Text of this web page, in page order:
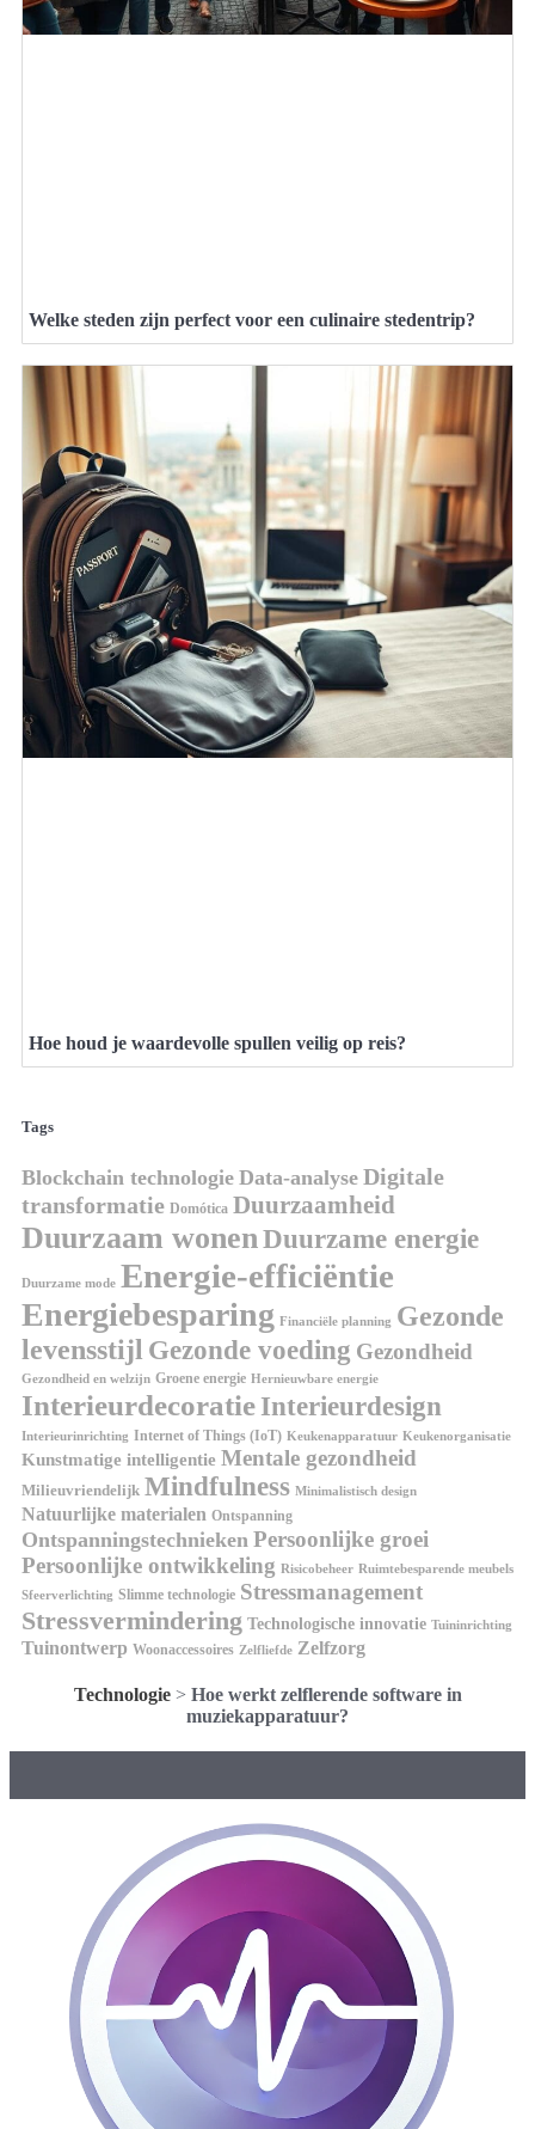
Welke steden zijn perfect voor een culinaire stedentrip?
Hoe houd je waardevolle spullen veilig op reis?
Tags
Blockchain technologie Data-analyse Digitale
transformatie Domótica Duurzaamheid
Duurzaam wonenDuurzame energie
Duurzame mode Energie-efficiëntie
Energiebesparing Financiële planning Gezonde
levensstijl Gezonde voeding Gezondheid
Gezondheid en welzijn Groene energie Hernieuwbare energie
InterieurdecoratieInterieurdesign
Interieurinrichting Internet of Things (IoT) Keukenapparatuur Keukenorganisatie
Kunstmatige intelligentie Mentale gezondheid
Milieuvriendelijk Mindfulness Minimalistisch design
Natuurlijke materialen Ontspanning
Ontspanningstechnieken Persoonlijke groei
Persoonlijke ontwikkeling Risicobeheer Ruimtebesparende meubels
Sfeerverlichting Slimme technologie Stressmanagement
Stressvermindering Technologische innovatie Tuininrichting
Tuinontwerp Woonaccessoires Zelfliefde Zelfzorg
Technologie> Hoe werkt zelflerende software in
muziekapparatuur?